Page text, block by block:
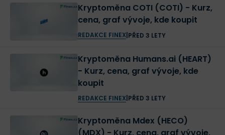
Kryptoměna COTI (COTI) - Kurz,
cena, graf vývoje, kde koupit
REDAKCE FINEX| PŘED 3 LETY
Kryptoměna Humans.ai (HEART)
- Kurz, cena, graf vývoje, kde
koupit
REDAKCE FINEX| PŘED 3 LETY
Kryptoměna Mdex (HECO)
(MDX) - Kurz, cena, graf vývoje,